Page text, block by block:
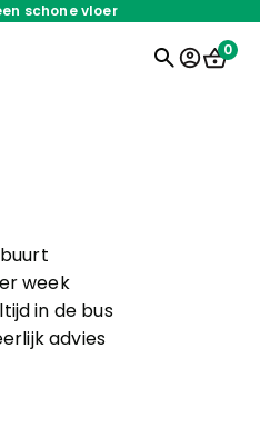
schone vloer
0
week
in de bus
advies